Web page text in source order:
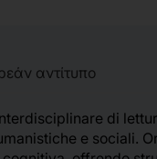
αντίτυπο
di
e sociali.